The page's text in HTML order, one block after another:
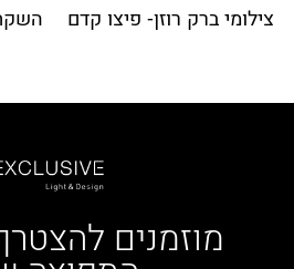
צילומי ברק רוזן- פיצו קדם
מוזמנים